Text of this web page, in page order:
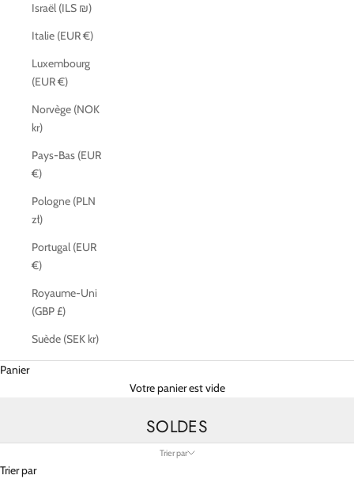
Israël (ILS ₪)
Italie (EUR €)
Luxembourg
(EUR €)
Norvège (NOK
kr)
Pays-Bas (EUR
€)
Pologne (PLN
zł)
Portugal (EUR
€)
Royaume-Uni
(GBP £)
Suède (SEK kr)
Panier
Votre panier est vide
SOLDES
Trier par
Trier par